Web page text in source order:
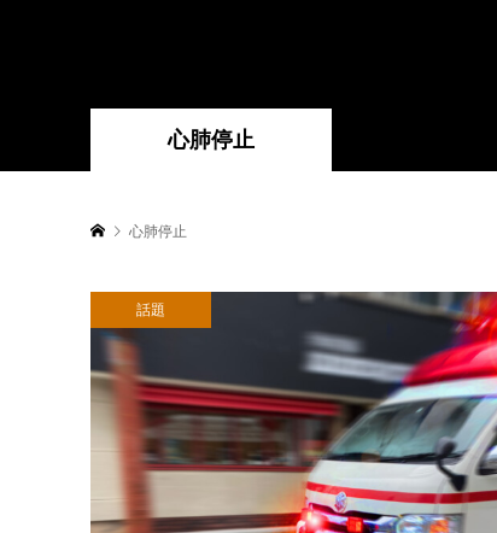
心肺停止
心肺停止
話題